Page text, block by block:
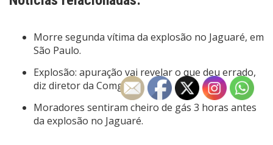
Morre segunda vítima da explosão no Jaguaré, em
São Paulo.
Explosão: apuração vai revelar o que deu errado,
diz diretor da Comgás.
Moradores sentiram cheiro de gás 3 horas antes
da explosão no Jaguaré.